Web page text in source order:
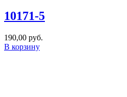
10171-5
190,00 руб.
В корзину